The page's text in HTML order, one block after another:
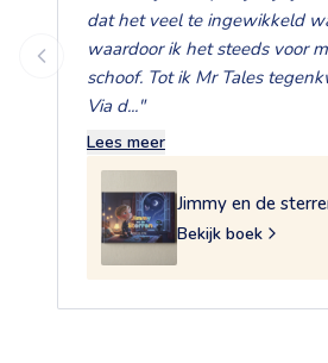
dat het veel te ingewikkeld
waardoor ik het steeds voor
schoof. Tot ik Mr Tales
Via d..."
Lees meer
Jimmy en de
Bekijk boek